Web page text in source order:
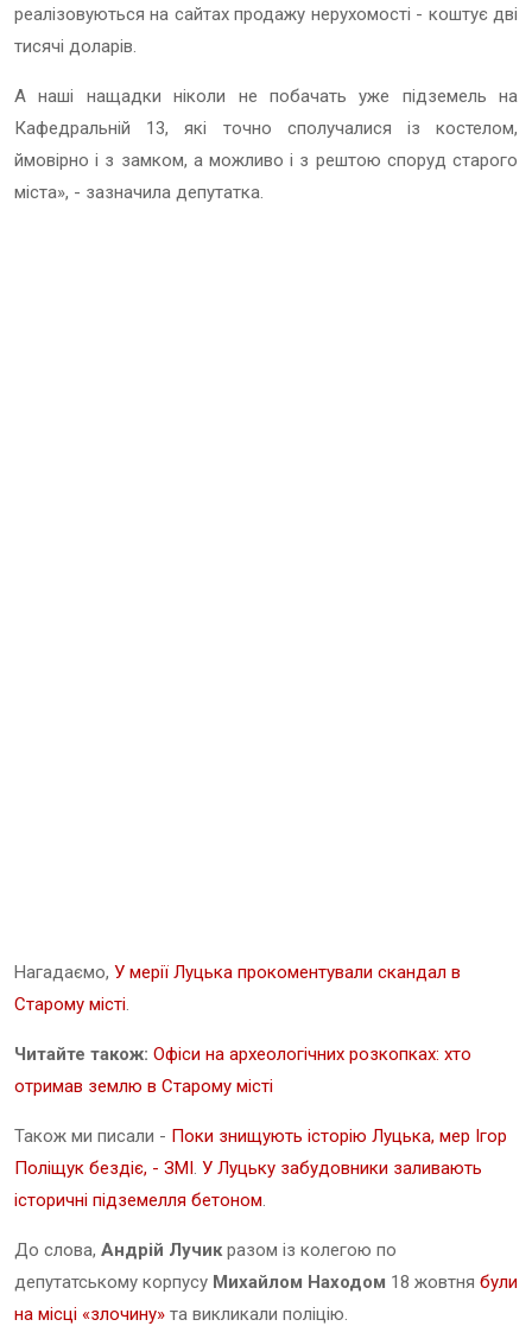
реалізовуються на сайтах продажу нерухомості - коштує дві
тисячі доларів.
А наші нащадки ніколи не побачать уже підземель на
Кафедральній 13, які точно сполучалися із костелом,
ймовірно і з замком, а можливо і з рештою споруд старого
міста», - зазначила депутатка.
Нагадаємо, У мерії Луцька прокоментували скандал в
Старому місті.
Читайте також: Офіси на археологічних розкопках: хто
отримав землю в Старому місті
Також ми писали - Поки знищують історію Луцька, мер Ігор
Поліщук бездіє, - ЗМІ. У Луцьку забудовники заливають
історичні підземелля бетоном.
До слова, Андрій Лучикразом із колегою по
депутатському корпусу Михайлом Находом 18 жовтня були
на місці «злочину» та викликали поліцію.